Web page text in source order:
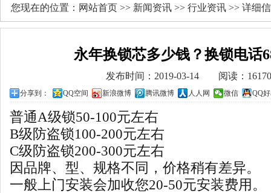
您现在的位置： 网站首页 >> 新闻资讯 >> 行业资讯 >> 详细
永年换锁芯多少钱？换锁电话
发布时间：2019-03-14 阅读：
分享到： QQ空间 新浪微博 腾讯微博 人人网 微信 QQ
普通A级锁50-100元左右
B级防盗锁100-200元左右
C级防盗锁200-300元左右
因品牌、型、规格不同，价格稍有差异。
一般上门安装会加收您20-50元安装费用。